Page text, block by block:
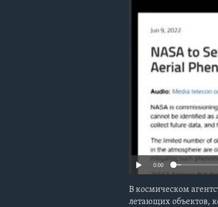
0:00
В космическом
летающих объектов,